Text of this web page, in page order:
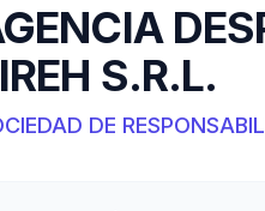
S.R.L.
DE